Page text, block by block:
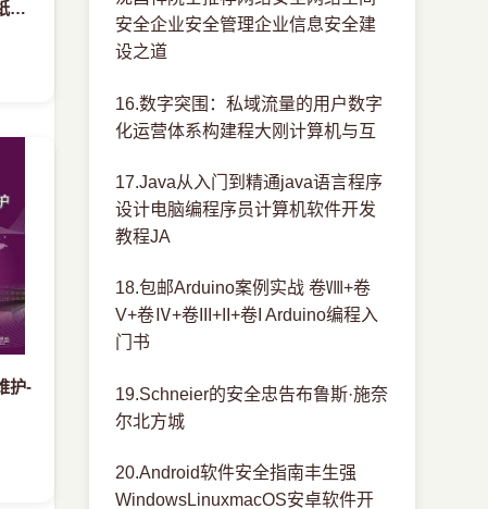
教
护-
安全企业安全管理企业信息安全建
设之道
16.数字突围：私域流量的用户数字
化运营体系构建程大刚计算机与互
17.Java从入门到精通java语言程序
设计电脑编程序员计算机软件开发
教程JA
18.包邮Arduino案例实战 卷Ⅷ+卷
V+卷Ⅳ+卷III+II+卷I Arduino编程入
门书
19.Schneier的安全忠告布鲁斯·施奈
尔北方城
20.Android软件安全指南丰生强
WindowsLinuxmacOS安卓软件开